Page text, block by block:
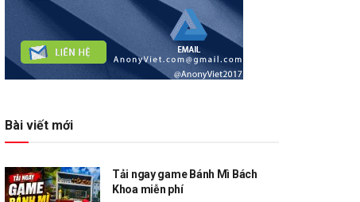
Bài viết mới
Tải ngay game Bánh Mì Bách
Khoa miễn phí